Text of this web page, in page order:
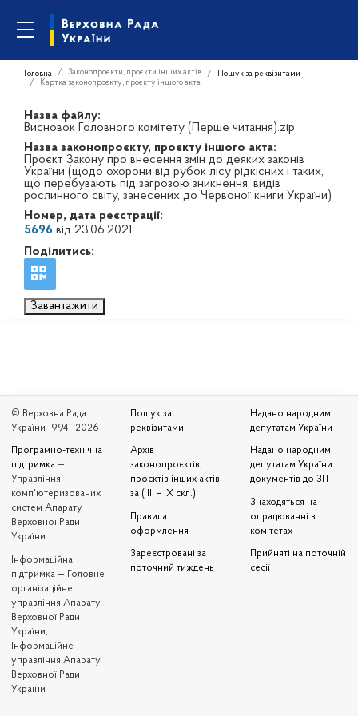
Головна Законопроєкти, проєкти інших актів
Пошук за реквізитами
Картка законопроєкту, проєкту іншого акта
Назва файлу:
Висновок Головного комітету (Перше читання).zip
Назва законопроєкту, проєкту іншого акта:
Проєкт Закону про внесення змін до деяких законів
України (щодо охорони від рубок лісу рідкісних і таких,
що перебувають під загрозою зникнення, видів
рослинного світу, занесених до Червоної книги України)
Номер, дата реєстрації:
5696 від 23.06.2021
Поділитись:
Завантажити
© Верховна Рада
України 1994—2026
Програмно-технічна
підтримка —
Управління
комп'ютеризованих
систем Апарату
Верховної Ради
України
Iнформаційна
підтримка — Головне
організаційне
управління Апарату
Верховної Ради
України,
Інформаційне
управління Апарату
Верховної Ради
України
Пошук за
реквізитами
Архів
законопроєктів,
проєктів інших актів
за ( III – IX скл.)
Правила
оформлення
Зареєстровані за
поточний тиждень
Надано народним
депутатам України
Надано народним
депутатам України
документів до ЗП
Знаходяться на
опрацюванні в
комітетах
Прийняті на поточній
сесії